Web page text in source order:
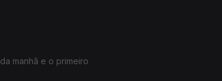
manhã e o primeiro